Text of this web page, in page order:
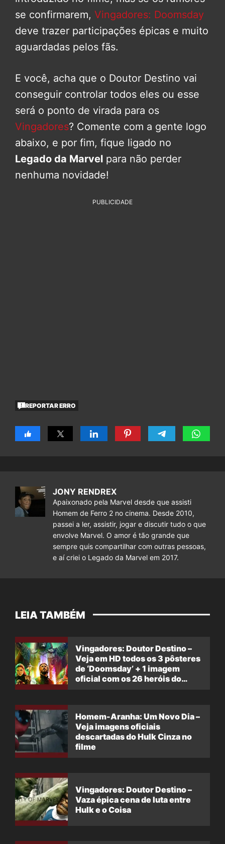
se confirmarem, Vingadores: Doomsday
deve trazer participações épicas e muito
aguardadas pelos fãs.
E você, acha que o Doutor Destino vai
conseguir controlar todos eles ou esse
será o ponto de virada para os
Vingadores? Comente com a gente logo
abaixo, e por fim, fique ligado no
Legado da Marvel para não perder
nenhuma novidade!
PUBLICIDADE
REPORTAR ERRO
JONY RENDREX
Apaixonado pela Marvel desde que assisti
Homem de Ferro 2 no cinema. Desde 2010,
passei a ler, assistir, jogar e discutir tudo o que
envolve Marvel. O amor é tão grande que
sempre quis compartilhar com outras pessoas,
e aí criei o Legado da Marvel em 2017.
LEIA TAMBÉM
Vingadores: Doutor Destino –
Veja em HD todos os 3 pôsteres
de ‘Doomsday’ + 1 imagem
oficial com os 26 heróis do
Homem-Aranha: Um Novo Dia –
Veja imagens oficiais
descartadas do Hulk Cinza no
filme
Vingadores: Doutor Destino –
Vaza épica cena de luta entre
Hulk e o Coisa